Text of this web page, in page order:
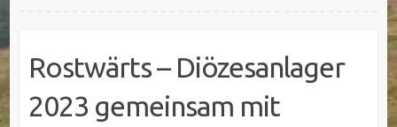
Rostwärts – Diözesanlager
2023 gemeinsam mit